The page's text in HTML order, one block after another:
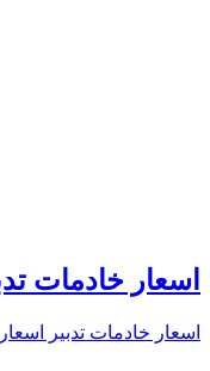
اسعار خادمات تدبير | تبدأ
اسعار خادمات تدبير